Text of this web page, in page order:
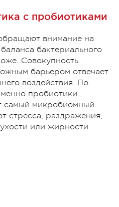
с пробиотиками
внимание на
бактериального
Совокупность
барьером отвечает
воздействия. По
пробиотики
самый микробиомный
стресса, раздражения,
или жирности.